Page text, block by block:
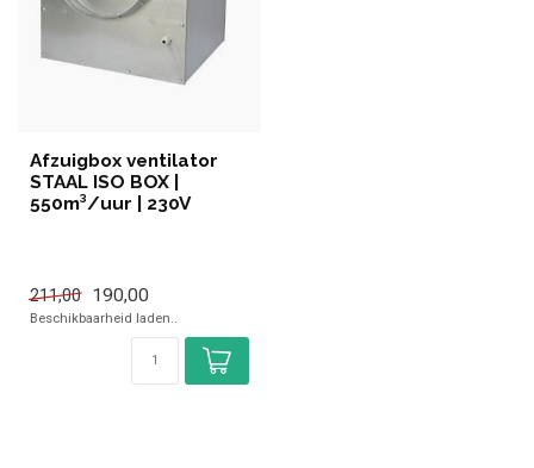
Afzuigbox ventilator
STAAL ISO BOX |
550m³/uur | 230V
211,00 190,00
Beschikbaarheid laden..